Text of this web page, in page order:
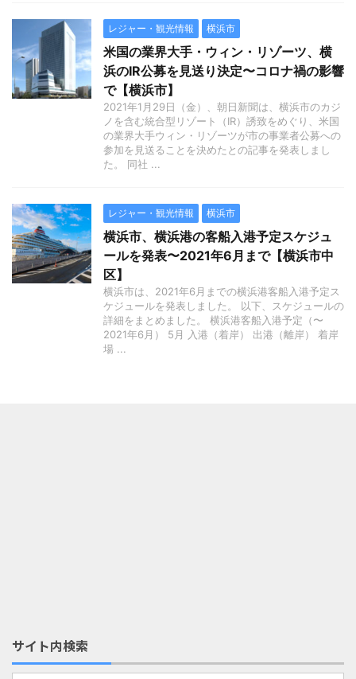
レジャー・観光情報 横浜市
米国の業界大手・ウィン・リゾーツ、横
浜のIR公募を見送り決定〜コロナ禍の影響
で【横浜市】
2021年1月29日（金）、朝日新聞は、横浜市のカジ
ノを含む統合型リゾート（IR）誘致をめぐり、米国
の業界大手ウィン・リゾーツが市の事業者公募への
参加を見送ることを決めたとの記事を発表しまし
た。 同社 ...
レジャー・観光情報 横浜市
横浜市、横浜港の客船入港予定スケジュ
ールを発表〜2021年6月まで【横浜市中
区】
横浜市は、2021年6月までの横浜港客船入港予定ス
ケジュールを発表しました。 以下、スケジュールの
詳細をまとめました。 横浜港客船入港予定（〜
2021年6月） 5月 入港（着岸） 出港（離岸） 着岸
場 ...
サイト内検索